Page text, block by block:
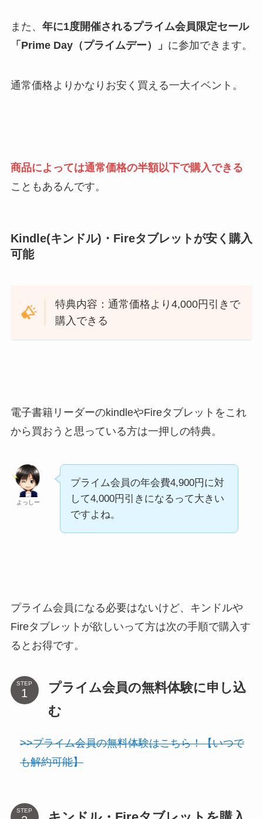
また、 年に1度開催されるプライム会員限定セール
「Prime Day（プライムデー）」 に参加できます。
通常価格よりかなりお安く買える一大イベント。
商品によっては通常価格の半額以下で購入できる
こともあるんです。
Kindle(キンドル)・Fireタブレットが安く購入
可能
特典内容：通常価格より4,000円引きで
購入できる
電子書籍リーダーのkindleやFireタブレットをこれ
から買おうと思っている方は一押しの特典。
よっしー
プライム会員の年会費4,900円に対
して4,000円引きになるって大きい
ですよね。
プライム会員になる必要はないけど、キンドルや
Fireタブレットが欲しいって方は次の手順で購入す
るとお得です。
STEP
プライム会員の無料体験に申し込
む
>>プライム会員の無料体験はこちら！【いつで
も解約可能】
STEP